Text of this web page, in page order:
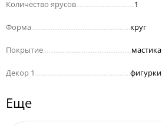
Количество ярусов 1
Форма круг
Покрытие мастика
Декор 1 фигурки
Еще